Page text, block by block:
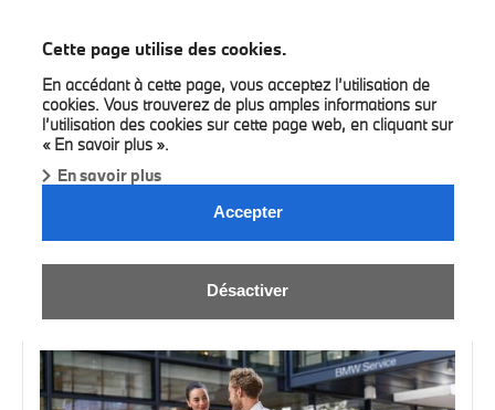
Cette page utilise des cookies.
En accédant à cette page, vous acceptez l’utilisation de
cookies. Vous trouverez de plus amples informations sur
l’utilisation des cookies sur cette page web, en cliquant sur
« En savoir plus ».
En savoir plus
Accepter
Désactiver
NOS SERVICES.